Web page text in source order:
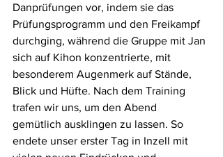
Danprüfungen vor, indem sie das
Prüfungsprogramm und den Freikampf
durchging, während die Gruppe mit Jan
sich auf Kihon konzentrierte, mit
besonderem Augenmerk auf Stände,
Blick und Hüfte. Nach dem Training
trafen wir uns, um den Abend
gemütlich ausklingen zu lassen. So
endete unser erster Tag in Inzell mit